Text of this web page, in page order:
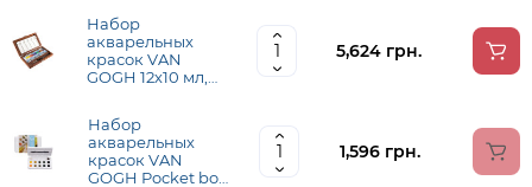
Talens
Набор
акварельных
красок VAN
GOGH 12х10 мл,
Royal Talens
5,624 грн.
Набор
акварельных
красок VAN
GOGH Pocket box
1,596 грн.